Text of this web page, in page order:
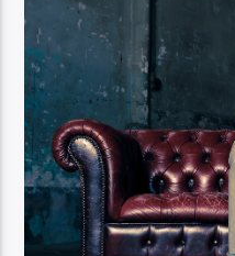
HUIDIG NUMMER
TITEL
ARTIEST
Costa Blanca